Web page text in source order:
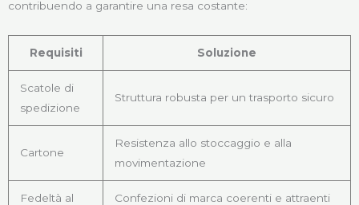
contribuendo a garantire una resa costante:
Requisiti Soluzione
Scatole di
spedizione
Struttura robusta per un trasporto sicuro
Cartone
Resistenza allo stoccaggio e alla
movimentazione
Fedeltà al
Confezioni di marca coerenti e attraenti